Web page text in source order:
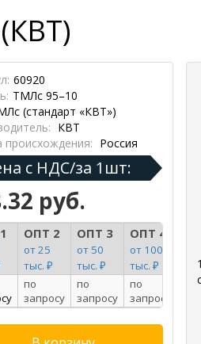
60920
ТМЛс 95–10
(стандарт «КВТ»)
КВТ
происхождения: Россия
с НДС/за 1шт:
руб.
ОПТ 2
от 25
тыс. ₽
ОПТ 3
от 50
тыс. ₽
ОПТ 4
от 100
тыс. ₽
по
запросу
по
запросу
по
запросу